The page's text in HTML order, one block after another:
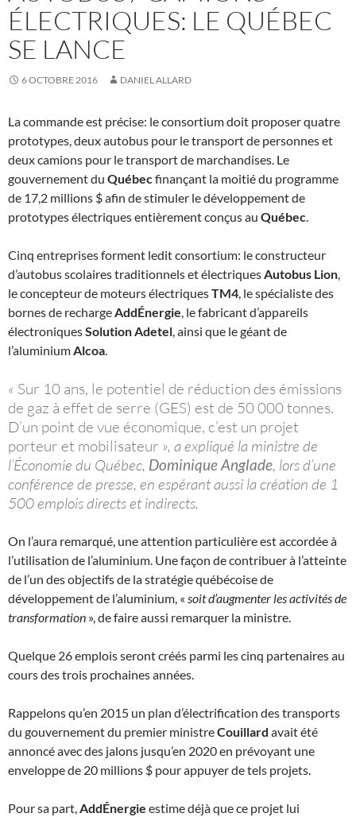
ÉLECTRIQUES: LE QUÉBEC
SE LANCE
6 OCTOBRE 2016 DANIEL ALLARD
La commande est précise: le consortium doit proposer quatre
prototypes, deux autobus pour le transport de personnes et
deux camions pour le transport de marchandises. Le
gouvernement du Québecfinançant la moitié du programme
de 17,2 millions $ afin de stimuler le développement de
prototypes électriques entièrement conçus au Québec.
Cinq entreprises forment ledit consortium: le constructeur
d’autobus scolaires traditionnels et électriquesAutobus Lion,
le concepteur de moteurs électriquesTM4, le spécialiste des
bornes de rechargeAddÉnergie, le fabricant d’appareils
électroniquesSolution Adetel, ainsi que le géant de
l’aluminiumAlcoa.
« Sur 10 ans, le potentiel de réduction des émissions
de gaz à effet de serre (GES) est de 50 000 tonnes.
D’un point de vue économique, c’est un projet
porteur et mobilisateur », a expliqué la ministre de
l’Économie du Québec, Dominique Anglade, lors d’une
conférence de presse, en espérant aussi la création de 1
500 emplois directs et indirects.
On l’aura remarqué, une attention particulière est accordée à
l’utilisation de l’aluminium. Une façon de contribuer à l’atteinte
de l’un des objectifs de la stratégie québécoise de
développement de l’aluminium, « soit d’augmenter les activités de
transformation », de faire aussi remarquer la ministre.
Quelque 26 emplois seront créés parmi les cinq partenaires au
cours des trois prochaines années.
Rappelons qu’en 2015 un plan d’électrification des transports
du gouvernement du premier ministreCouillard avait été
annoncé avec des jalons jusqu’en 2020 en prévoyant une
enveloppe de 20 millions $ pour appuyer de tels projets.
Pour sa part,AddÉnergie estime déjà que ce projet lui